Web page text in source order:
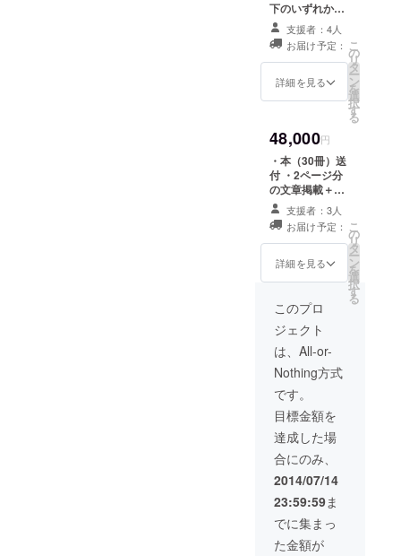
締役
マラリア・
デング熱に
関して
食品分析セ
ンターにて
安全性のテ
スト終了
ガーナ野口
英世記念研
究室にて効
果テスト終
マレーシア
国家機関Ｉ
ＭＲにて効
果テスト終
了
エチオピ
ア、ア
ファール市
にて効果テ
スト終了
下のいずれかの
文章掲載 2ペー
ジ分文章執筆＋
モノクロ写真1枚
掲載 1ページ
分文章執筆＋カ
ラー写真1枚掲載
支援者：4人
お届け予定：
詳細を見る
こ
の
リ
タ
ー
ン
を
選
択
す
る
48,000円
・本（30冊）送
付 ・2ページ分
の文章掲載＋カ
ラー写真2枚掲載
支援者：3人
お届け予定：
詳細を見る
こ
の
リ
タ
ー
ン
を
選
択
す
る
このプロ
ジェクト
は、All-or-
Nothing方式
です。
目標金額を
達成した場
合にのみ、
2014/07/14
23:59:59ま
でに集まっ
た金額が